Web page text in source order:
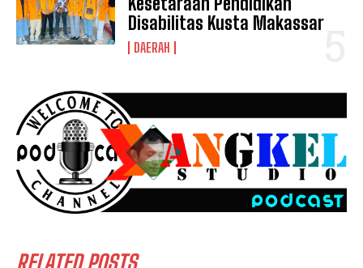
Disabilitas Kusta Makassar
DAERAH
RELATED POSTS